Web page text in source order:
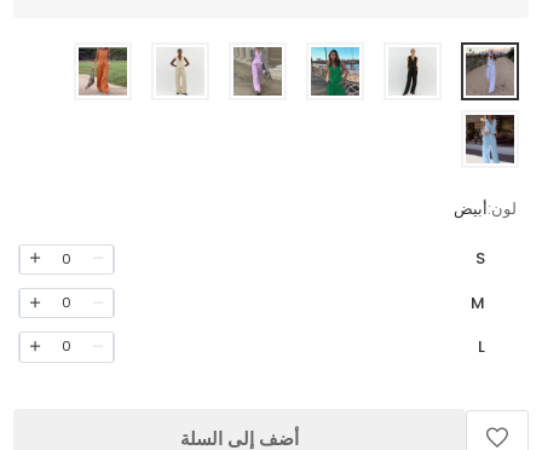
لون:أبيض
S
0
M
0
L
0
أضف إلى السلة